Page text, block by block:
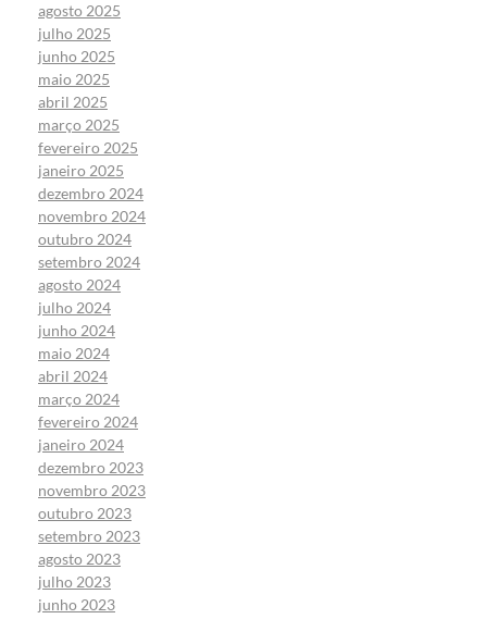
agosto 2025
julho 2025
junho 2025
maio 2025
abril 2025
março 2025
fevereiro 2025
janeiro 2025
dezembro 2024
novembro 2024
outubro 2024
setembro 2024
agosto 2024
julho 2024
junho 2024
maio 2024
abril 2024
março 2024
fevereiro 2024
janeiro 2024
dezembro 2023
novembro 2023
outubro 2023
setembro 2023
agosto 2023
julho 2023
junho 2023